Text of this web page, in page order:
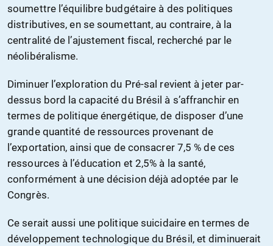
soumettre l’équilibre budgétaire à des politiques
distributives, en se soumettant, au contraire, à la
centralité de l’ajustement fiscal, recherché par le
néolibéralisme.
Diminuer l’exploration du Pré-sal revient à jeter par-
dessus bord la capacité du Brésil à s’affranchir en
termes de politique énergétique, de disposer d’une
grande quantité de ressources provenant de
l’exportation, ainsi que de consacrer 7,5 % de ces
ressources à l’éducation et 2,5% à la santé,
conformément à une décision déjà adoptée par le
Congrès.
Ce serait aussi une politique suicidaire en termes de
développement technologique du Brésil, et diminuerait